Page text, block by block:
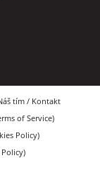
tím / Kontakt
of Service)
Policy)